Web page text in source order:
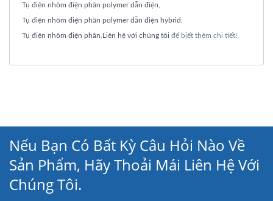
Tụ điện nhôm điện phân polymer dẫn điện
Tụ điện nhôm điện phân polymer dẫn điện hybrid
Tụ điện nhôm điện phân Liên hệ với chúng tôi để biết thêm chi tiết!
Nếu Bạn Có Bất Kỳ Câu Hỏi Nào Về
Sản Phẩm, Hãy Thoải Mái Liên Hệ Với
Chúng Tôi.